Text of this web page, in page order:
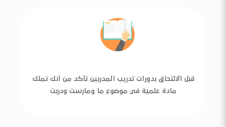
قبل الالتحاق بدورات تدريب المدربين تأكد من أنك تملك
مادة علمية في موضوع ما ومارست ودربت